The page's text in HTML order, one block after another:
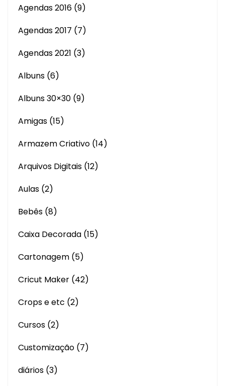
Agendas 2016 (9)
Agendas 2017 (7)
Agendas 2021 (3)
Albuns (6)
Albuns 30×30 (9)
Amigas (15)
Armazem Criativo (14)
Arquivos Digitais (12)
Aulas (2)
Bebês (8)
Caixa Decorada (15)
Cartonagem (5)
Cricut Maker (42)
Crops e etc (2)
Cursos (2)
Customização (7)
diários (3)